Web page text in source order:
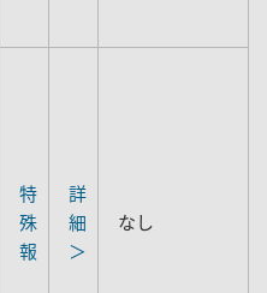
特
殊
報
詳
細
＞
なし